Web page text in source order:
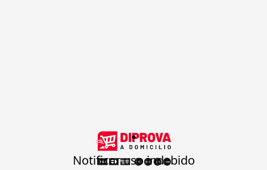
.
Notificar uso indebido